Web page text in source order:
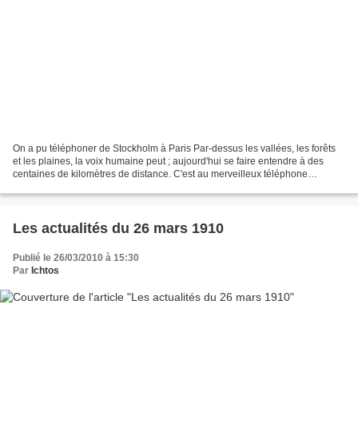
On a pu téléphoner de Stockholm à Paris Par-dessus les vallées, les forêts
et les plaines, la voix humaine peut ; aujourd'hui se faire entendre à des
centaines de kilomètres de distance. C'est au merveilleux téléphone
Les actualités du 26 mars 1910
Publié le 26/03/2010 à 15:30
Par Ichtos